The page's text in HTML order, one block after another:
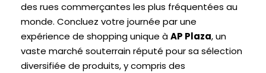
des rues commerçantes les plus fréquentées au
monde. Concluez votre journée par une
expérience de shopping unique àAP Plaza, un
vaste marché souterrain réputé pour sa sélection
diversifiée de produits, y compris des